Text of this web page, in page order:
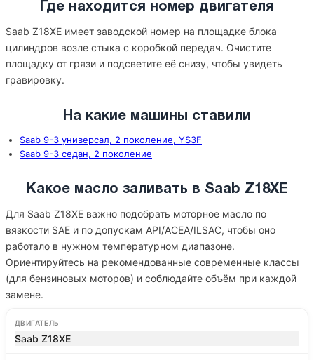
Где находится номер двигателя
Saab Z18XE имеет заводской номер на площадке блока
цилиндров возле стыка с коробкой передач. Очистите
площадку от грязи и подсветите её снизу, чтобы увидеть
гравировку.
На какие машины ставили
Saab 9-3 универсал, 2 поколение, YS3F
Saab 9-3 седан, 2 поколение
Какое масло заливать в Saab Z18XE
Для Saab Z18XE важно подобрать моторное масло по
вязкости SAE и по допускам API/ACEA/ILSAC, чтобы оно
работало в нужном температурном диапазоне.
Ориентируйтесь на рекомендованные современные классы
(для бензиновых моторов) и соблюдайте объём при каждой
замене.
ДВИГАТЕЛЬ
Saab Z18XE